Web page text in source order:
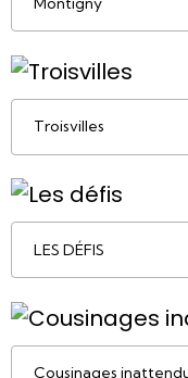
Troisvilles
LES DÉFIS
Cousinages